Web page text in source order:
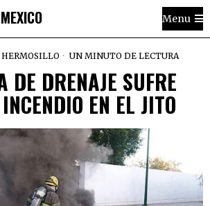
Menu
HERMOSILLO UN MINUTO DE LECTURA
DE DRENAJE SUFRE
EN EL JITO